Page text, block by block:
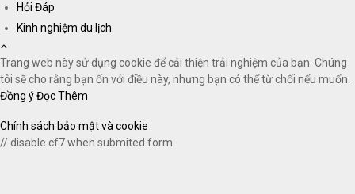
Hỏi Đáp
Kinh nghiệm du lịch
Trang web này sử dụng cookie để cải thiện trải nghiệm của bạn. Chúng
tôi sẽ cho rằng bạn ổn với điều này, nhưng bạn có thể từ chối nếu muốn.
Đồng ýĐọc Thêm
Chính sách bảo mật và cookie
// disable cf7 when submited form